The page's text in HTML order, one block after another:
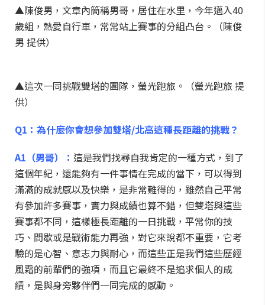
▲陳俊男，文章內簡稱男哥，居住在水里，今年邁入40
歲組，熱愛自行車，常常站上賽事的分組凸台。（陳俊
男 提供）
▲這次一同挑戰雙塔的團隊，螢光跑旅。（螢光跑旅 提
供）
Q1：為什麼你會想參加雙塔/北高這種長距離的挑戰？
A1（男哥）： 這是我們找尋自我肯定的一種方式，到了
這個年紀，還能夠有一件事情在完成的當下，可以得到
滿滿的成就感以及快樂，是非常難得的，雖然自己平常
有參加許多賽事，實力與成績也算不錯，但雙塔與這些
賽事都不同，這樣極長距離的一日挑戰，平常你的技
巧、間歇或是戰術能力再強，對它來說都不重要，它考
驗的是心智、意志力與耐心，而這些正是我們這些歷經
風霜的前輩們的強項，而且它最終不是追求個人的成
績，是與身旁夥伴們一同完成的感動。